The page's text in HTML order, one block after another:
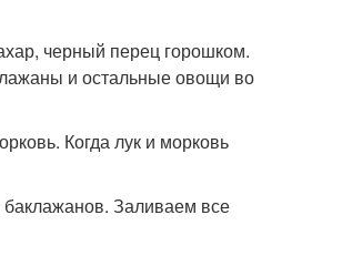
черный перец горошком.
и остальные овощи во
Когда лук и морковь
Заливаем все